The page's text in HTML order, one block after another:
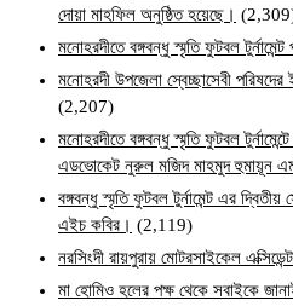
দোয়া মাহফিল অনুষ্ঠিত হয়েছে।
মনোহরদীতে বঙ্গবন্ধু স্মৃতি ফুটবল
মনোহরদী উপজেলা স্বেচ্ছাসেবী
(2,207)
মনোহরদীতে বঙ্গবন্ধু স্মৃতি ফুটবল
এডভোকেট নুরুল মজিদ মাহমুদ হুমায়ূন
বঙ্গবন্ধু স্মৃতি ফুটবল টুর্নামেন্ট এর
এইচ কবির। (2,119)
নরসিংদী রায়পুরায় মোটরসাইকেল
মা হোমিও হলের পক্ষ থেকে সবাইকে